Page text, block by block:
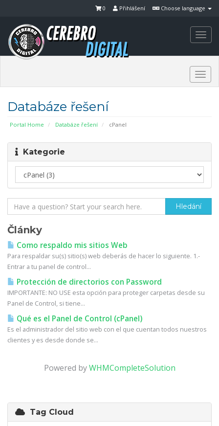
Choose language
Přihlášení
0
Databáze řešení
Portal Home Databáze řešení cPanel
Kategorie
Články
Como respaldo mis sitios Web
Para respaldar su(s) sitio(s) web deberás de hacer lo siguiente. 1.-
Entrar a tu panel de control...
Protección de directorios con Password
IMPORTANTE: NO USE esta opción para proteger carpetas desde su
Panel de Control, si tiene...
Qué es el Panel de Control (cPanel)
Es el administrador del sitio web con el que cuentan todos nuestros
clientes y es desde donde se...
Powered byWHMCompleteSolution
Tag Cloud